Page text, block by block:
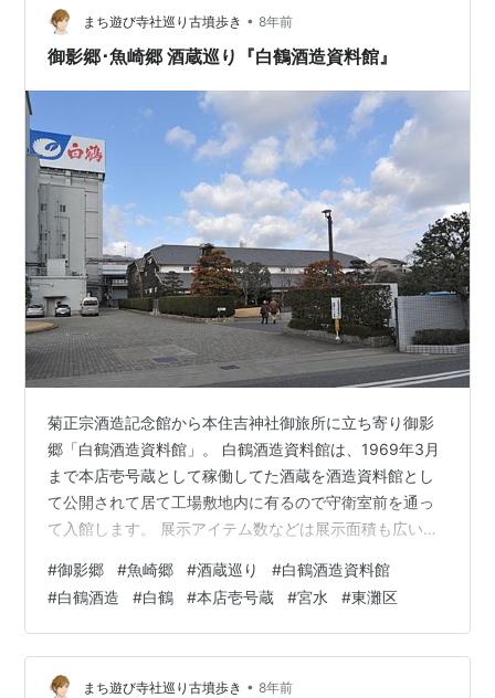
まち遊び寺社巡り古墳歩き • 8年前
御影郷･魚崎郷 酒蔵巡り『白鶴酒造資料館』
菊正宗酒造記念館から本住吉神社御旅所に立ち寄り御影
郷「白鶴酒造資料館」。 白鶴酒造資料館は、1969年3月
まで本店壱号蔵として稼働してた酒蔵を酒造資料館とし
て公開されて居て工場敷地内に有るので守衛室前を通っ
て入館します。 展示アイテム数などは展示面積も広い菊
用して立体的な展示が有り「見せる」と云う事では此方
の方が楽しめます。 この後北へ阪神線を超えて「東求女
塚古墳」まで行き魚崎郷の予定でしたが、足が限界で東
求女塚古墳からそのまま阪神･住吉駅で帰る手も有ります
が、魚崎駅で回数券バラ売りを買ってある事も有り魚崎
#御影郷 #魚崎郷 #酒蔵巡り #白鶴酒造資料館
#白鶴酒造 #白鶴 #本店壱号蔵 #宮水 #東灘区
まち遊び寺社巡り古墳歩き • 8年前